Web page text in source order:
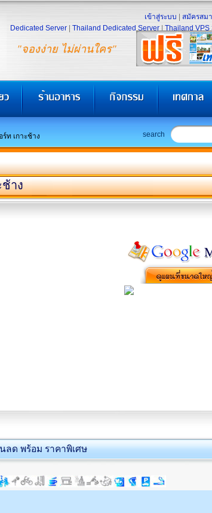
"จองง่าย ไม่ผ่านใคร"
เข้าสู่ระบบ สมัครสม
Dedicated Server
Thailand Dedicated Server Thailand VPS
ท เกาะช้าง search
ช้าง
ลด พร้อม ราคาพิเศษ